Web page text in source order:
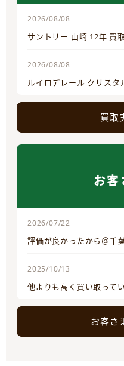
2026/08/08
サントリー 山崎 12年 買
2026/08/08
ルイロデレール クリス
買取
お客
2026/07/22
評価が良かったから＠千
2025/10/13
他よりも高く買い取って
お客さ